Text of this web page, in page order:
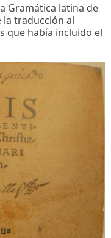
Gramática latina de
la traducción al
que había incluido el